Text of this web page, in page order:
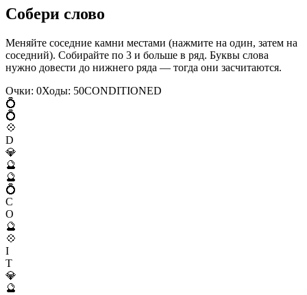
Собери слово
Меняйте соседние камни местами (нажмите на один, затем на
соседний). Собирайте по 3 и больше в ряд. Буквы слова
нужно довести до нижнего ряда — тогда они засчитаются.
Очки: 0Ходы: 50CONDITIONED
💍
💍
💠
D
💎
🔮
🔮
💍
C
O
🔮
💠
I
T
💎
🔮